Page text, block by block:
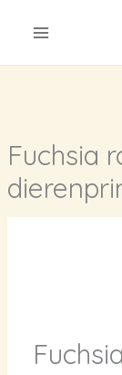
Fuchsia